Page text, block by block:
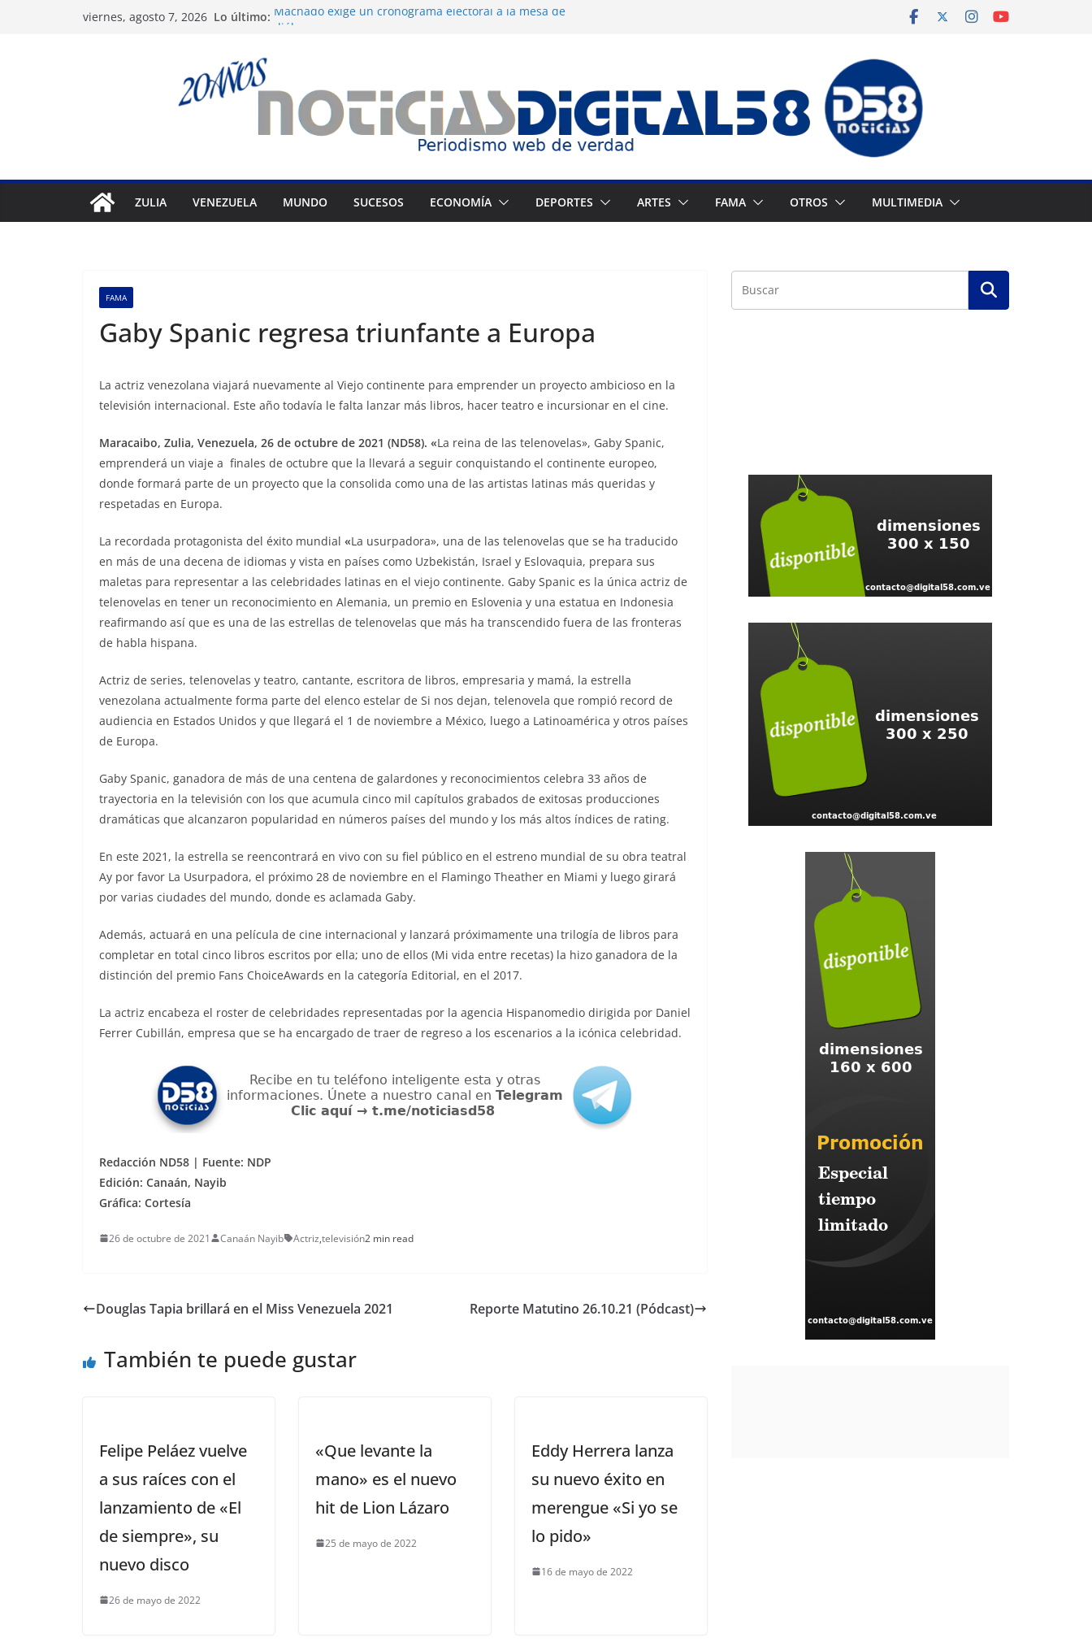
viernes, agosto 7, 2026 Lo último: Machado exige un cronograma electoral a la mesa de
Diana Sanoja: La consagración del talento venezolano en el
exterior
Hallan el cuerpo del montañista Nirmal Purja tras
ZULIA VENEZUELA MUNDO SUCESOS ECONOMÍA DEPORTES ARTES FAMA OTROS MULTIMEDIA
FAMA
Gaby Spanic regresa triunfante a Europa
La actriz venezolana viajará nuevamente al Viejo continente para emprender un proyecto ambicioso en la
televisión internacional. Este año todavía le falta lanzar más libros, hacer teatro e incursionar en el cine.
Maracaibo, Zulia, Venezuela, 26 de octubre de 2021 (ND58). «La reina de las telenovelas», Gaby Spanic,
emprenderá un viaje a finales de octubre que la llevará a seguir conquistando el continente europeo,
donde formará parte de un proyecto que la consolida como una de las artistas latinas más queridas y
respetadas en Europa.
La recordada protagonista del éxito mundial «La usurpadora», una de las telenovelas que se ha traducido
en más de una decena de idiomas y vista en países como Uzbekistán, Israel y Eslovaquia, prepara sus
maletas para representar a las celebridades latinas en el viejo continente. Gaby Spanic es la única actriz de
telenovelas en tener un reconocimiento en Alemania, un premio en Eslovenia y una estatua en Indonesia
reafirmando así que es una de las estrellas de telenovelas que más ha transcendido fuera de las fronteras
de habla hispana.
Actriz de series, telenovelas y teatro, cantante, escritora de libros, empresaria y mamá, la estrella
venezolana actualmente forma parte del elenco estelar de Si nos dejan, telenovela que rompió record de
audiencia en Estados Unidos y que llegará el 1 de noviembre a México, luego a Latinoamérica y otros países
de Europa.
Gaby Spanic, ganadora de más de una centena de galardones y reconocimientos celebra 33 años de
trayectoria en la televisión con los que acumula cinco mil capítulos grabados de exitosas producciones
dramáticas que alcanzaron popularidad en números países del mundo y los más altos índices de rating.
En este 2021, la estrella se reencontrará en vivo con su fiel público en el estreno mundial de su obra teatral
Ay por favor La Usurpadora, el próximo 28 de noviembre en el Flamingo Theather en Miami y luego girará
por varias ciudades del mundo, donde es aclamada Gaby.
Además, actuará en una película de cine internacional y lanzará próximamente una trilogía de libros para
completar en total cinco libros escritos por ella; uno de ellos (Mi vida entre recetas) la hizo ganadora de la
distinción del premio Fans ChoiceAwards en la categoría Editorial, en el 2017.
La actriz encabeza el roster de celebridades representadas por la agencia Hispanomedio dirigida por Daniel
Ferrer Cubillán, empresa que se ha encargado de traer de regreso a los escenarios a la icónica celebridad.
Redacción ND58 | Fuente: NDP
Edición: Canaán, Nayib
Gráfica: Cortesía
26 de octubre de 2021 Canaán Nayib Actriz,televisión2 min read
Douglas Tapia brillará en el Miss Venezuela 2021 Reporte Matutino 26.10.21 (Pódcast)
También te puede gustar
Felipe Peláez vuelve
a sus raíces con el
lanzamiento de «El
de siempre», su
nuevo disco
26 de mayo de 2022
«Que levante la
mano» es el nuevo
hit de Lion Lázaro
25 de mayo de 2022
Eddy Herrera lanza
su nuevo éxito en
merengue «Si yo se
lo pido»
16 de mayo de 2022